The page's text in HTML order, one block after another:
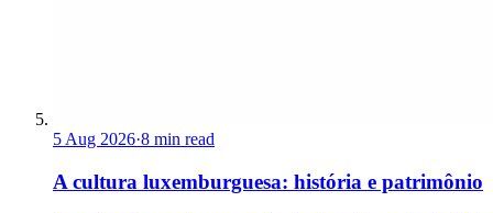
5 Aug 2026·8 min read
A cultura luxemburguesa: história e patrimônio